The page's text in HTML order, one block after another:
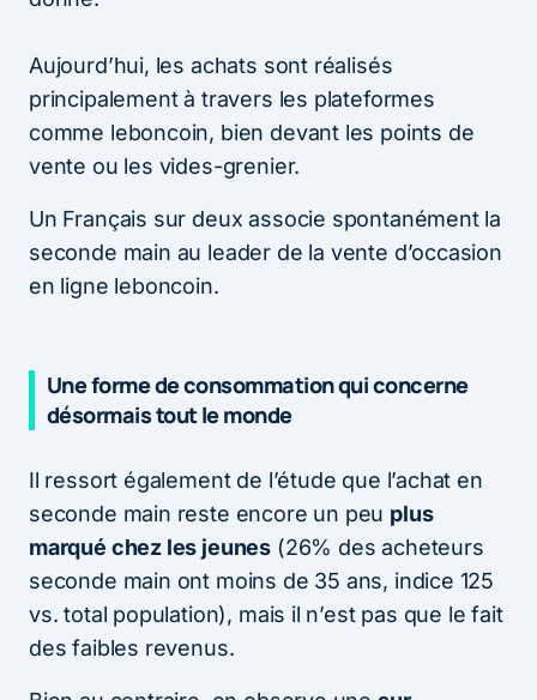
Aujourd’hui, les achats sont réalisés
principalement à travers les plateformes
comme leboncoin, bien devant les points de
vente ou les vides-grenier.
Un Français sur deux associe spontanément la
seconde main au leader de la vente d’occasion
en ligne leboncoin.
Une forme de consommation qui concerne
désormais tout le monde
Il ressort également de l’étude que l’achat en
seconde main reste encore un peu plus
marqué chez les jeunes (26% des acheteurs
seconde main ont moins de 35 ans, indice 125
vs. total population), mais il n’est pas que le fait
des faibles revenus.